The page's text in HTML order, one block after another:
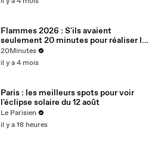
Flammes 2026 : S'ils avaient
seulement 20 minutes pour réaliser le
hit parfait, quelle serait la recette ?
20Minutes
il y a 4 mois
Paris : les meilleurs spots pour voir
l'éclipse solaire du 12 août
Le Parisien
il y a 18 heures